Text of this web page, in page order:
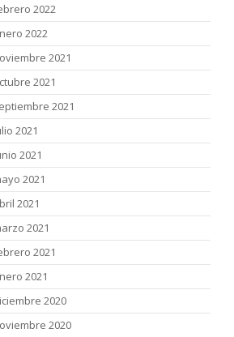
2022
2022
2021
2021
2021
2021
2021
2021
2021
2021
2021
2021
2020
2020